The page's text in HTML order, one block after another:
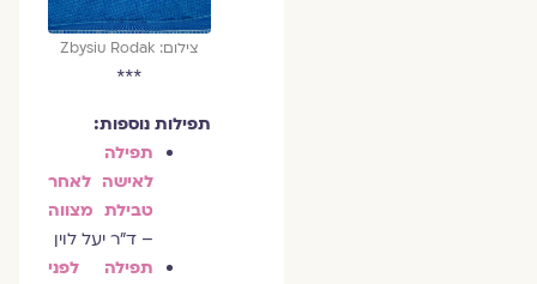
צילום: Zbysiu Rodak
***
תפילות נוספות:
תפילה
לאישה לאחר
טבילת מצווה
– ד"ר יעל לוין
תפילה לפני